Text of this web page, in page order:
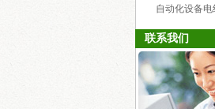
事项简图解析
综合布线工
（1）调研：
户网络需求
什么是视频运
联系我们